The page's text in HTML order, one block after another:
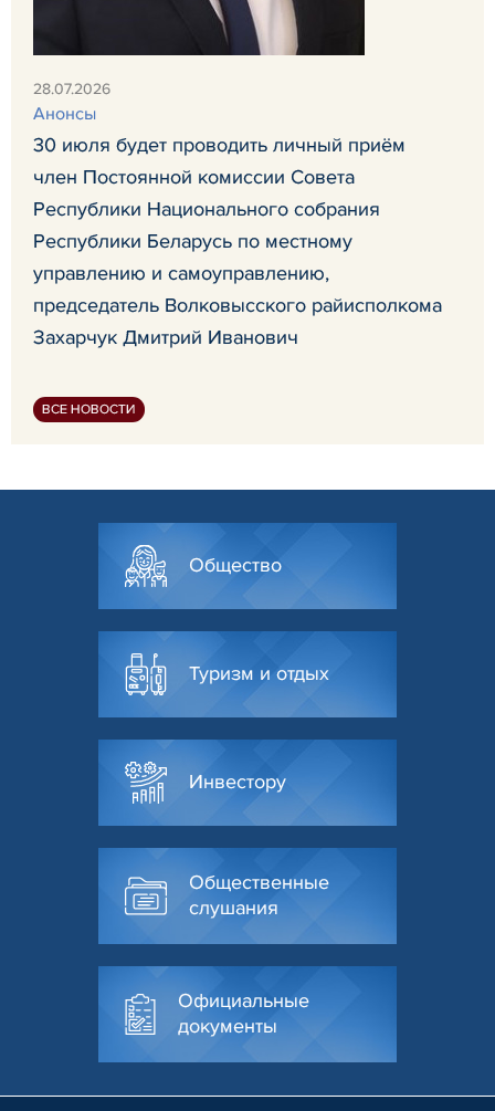
28.07.2026
Анонсы
30 июля будет проводить личный приём
член Постоянной комиссии Совета
Республики Национального собрания
Республики Беларусь по местному
управлению и самоуправлению,
председатель Волковысского райисполкома
Захарчук Дмитрий Иванович
ВСЕ НОВОСТИ
Общество
Туризм и отдых
Инвестору
Общественные
слушания
Официальные
документы